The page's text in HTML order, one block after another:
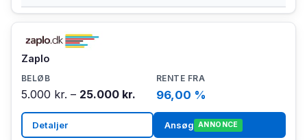
Zaplo
5.000 kr. – 25.000 kr. 96,00 %
Detaljer Ansøg ANNONCE